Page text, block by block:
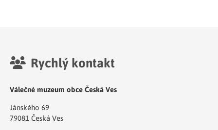
Rychlý kontakt
Válečné muzeum obce Česká Ves
Jánského 69
79081 Česká Ves